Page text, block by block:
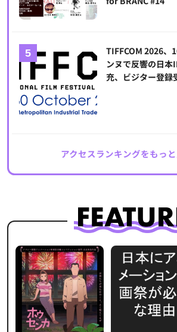
TIFFCOM 2026、
ンヌで反響の日
充、ビジター登録
アクセスランキングをもっ